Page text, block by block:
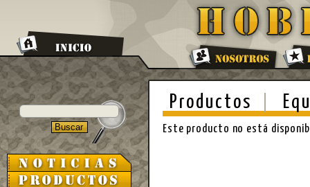
Productos
Este producto no está